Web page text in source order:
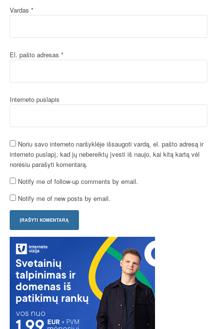
Vardas *
El. pašto adresas *
Interneto puslapis
Noriu savo interneto naršyklėje išsaugoti vardą, el. pašto adresą ir
interneto puslapį, kad jų nebereiktų įvesti iš naujo, kai kitą kartą vėl
norėsiu parašyti komentarą.
Notify me of follow-up comments by email.
Notify me of new posts by email.